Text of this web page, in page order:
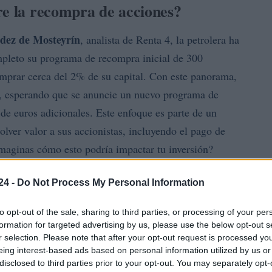
- Do Not Process My Personal Information
opt-out of the sale, sharing to third parties, or processing of your
for targeted advertising by us, please use the below opt-out
selection. Please note that after your opt-out request is processed
interest-based ads based on personal information utilized by us
to third parties prior to your opt-out. You may separately
la recompra de acciones?
de Mosteyrín, analista de Renta 4, la petrolera ha
su programa de recompra inicial de 300
cerca del 2% de su capital. Con este panorama,
que se anuncie un nuevo programa de
euros adicionales. Este enfoque es parte de un
valor a sus accionistas, incluyendo el pago de
cómo esto podría impactar tu inversión?
el compromiso de Repsol de distribuir entre el
a sus accionistas, además de aumentar la
Actualmente, la petrolera estima que la compra de
con un dividendo de 0,975 euros por acción,
13%. Sin duda, ¡una de las más atractivas en la